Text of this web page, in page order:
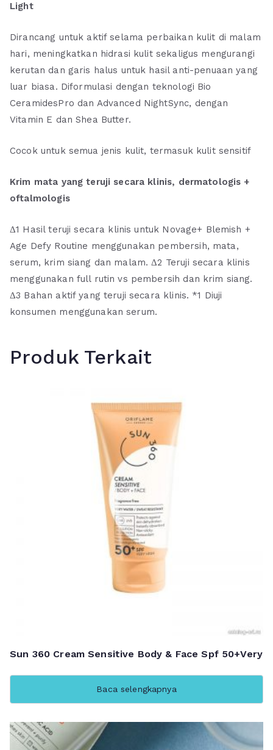
Light
Dirancang untuk aktif selama perbaikan kulit di malam
hari, meningkatkan hidrasi kulit sekaligus mengurangi
kerutan dan garis halus untuk hasil anti-penuaan yang
luar biasa. Diformulasi dengan teknologi Bio
CeramidesPro dan Advanced NightSync, dengan
Vitamin E dan Shea Butter.
Cocok untuk semua jenis kulit, termasuk kulit sensitif
Krim mata yang teruji secara klinis, dermatologis +
oftalmologis
Δ1 Hasil teruji secara klinis untuk Novage+ Blemish +
Age Defy Routine menggunakan pembersih, mata,
serum, krim siang dan malam. Δ2 Teruji secara klinis
menggunakan full rutin vs pembersih dan krim siang.
Δ3 Bahan aktif yang teruji secara klinis. *1 Diuji
konsumen menggunakan serum.
Produk Terkait
Sun 360 Cream Sensitive Body & Face Spf 50+Very
Baca selengkapnya